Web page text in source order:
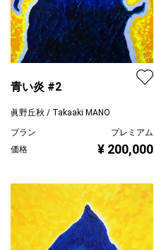
青い炎 #2
眞野丘秋 / Takaaki MANO
プラン
プレミアム
価格
¥ 200,000